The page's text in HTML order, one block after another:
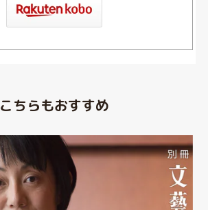
こちらもおすすめ